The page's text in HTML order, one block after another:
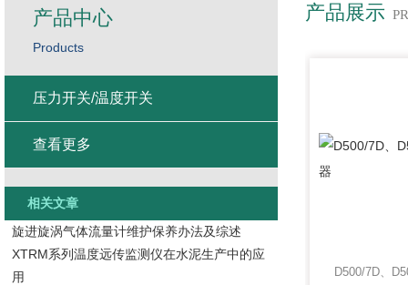
产品展示
D500/7D、
产品中心
Products
压力开关/温度开关
查看更多
相关文章
旋进旋涡气体流量计维护保养办法及综述
XTRM系列温度远传监测仪在水泥生产中的应
用